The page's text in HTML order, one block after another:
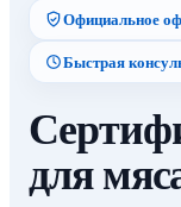
Официальное
Быстрая
для